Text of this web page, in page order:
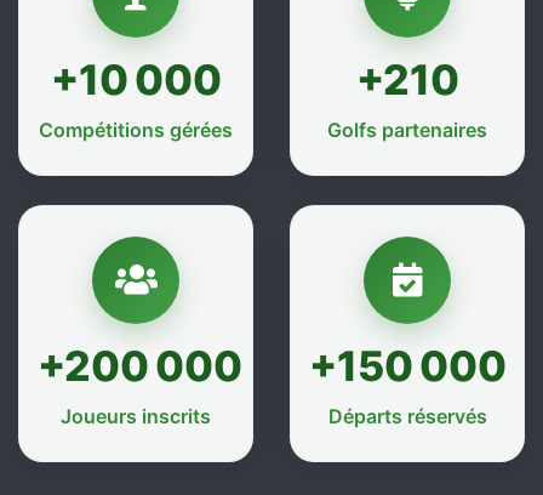
+10 000
Compétitions gérées
+210
Golfs partenaires
+200 000
Joueurs inscrits
+150 000
Départs réservés